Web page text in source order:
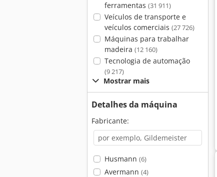
ferramentas (31 911)
Veículos de transporte e
veículos comerciais (27 726)
Máquinas para trabalhar
madeira (12 160)
Tecnologia de automação
(9 217)
Mostrar mais
Detalhes da máquina
Fabricante:
Husmann (6)
Avermann (4)